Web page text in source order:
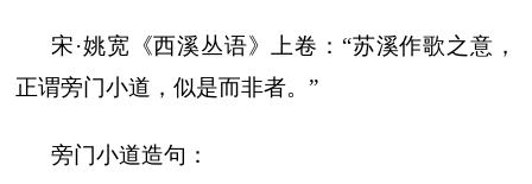
宋·姚宽《西溪丛语》上卷：“苏溪作歌之意，
正谓旁门小道，似是而非者。”
旁门小道造句：